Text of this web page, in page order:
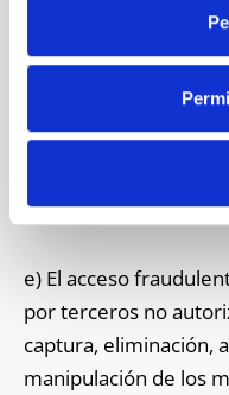
d) La existencia de
otro elemento
de terceros. Es
todo caso, disponer
para la detección y
elementos.
e) El acceso
por terceros no
captura, eliminación,
manipulación de los